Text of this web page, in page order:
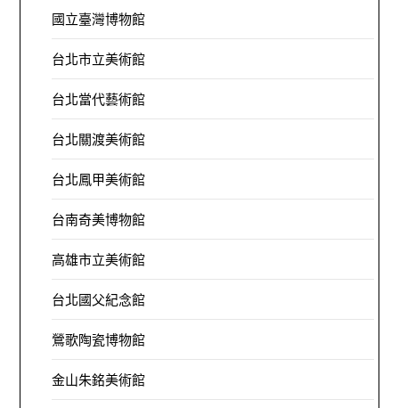
國立臺灣博物館
台北市立美術館
台北當代藝術館
台北關渡美術館
台北鳳甲美術館
台南奇美博物館
高雄市立美術館
台北國父紀念館
鶯歌陶瓷博物館
金山朱銘美術館